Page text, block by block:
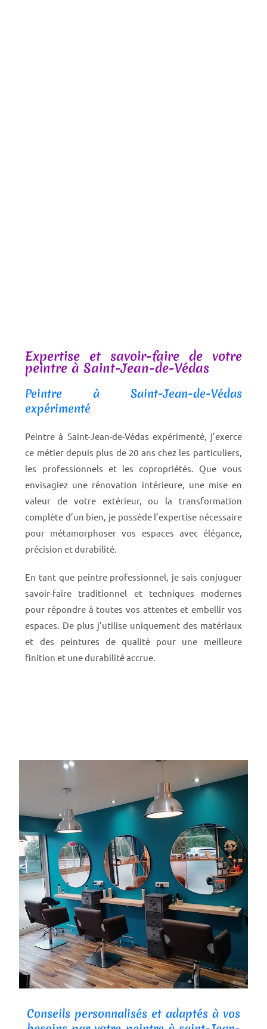
Expertise et savoir-faire de votre
peintre à Saint-Jean-de-Védas
Peintre à Saint-Jean-de-Védas
expérimenté
Peintre à Saint-Jean-de-Védas expérimenté, j’exerce
ce métier depuis plus de 20 ans chez les particuliers,
les professionnels et les copropriétés. Que vous
envisagiez une rénovation intérieure, une mise en
valeur de votre extérieur, ou la transformation
complète d’un bien, je possède l’expertise nécessaire
pour métamorphoser vos espaces avec élégance,
précision et durabilité.
En tant que peintre professionnel, je sais conjuguer
savoir-faire traditionnel et techniques modernes
pour répondre à toutes vos attentes et embellir vos
espaces. De plus j’utilise uniquement des matériaux
et des peintures de qualité pour une meilleure
finition et une durabilité accrue.
Conseils personnalisés et adaptés à vos